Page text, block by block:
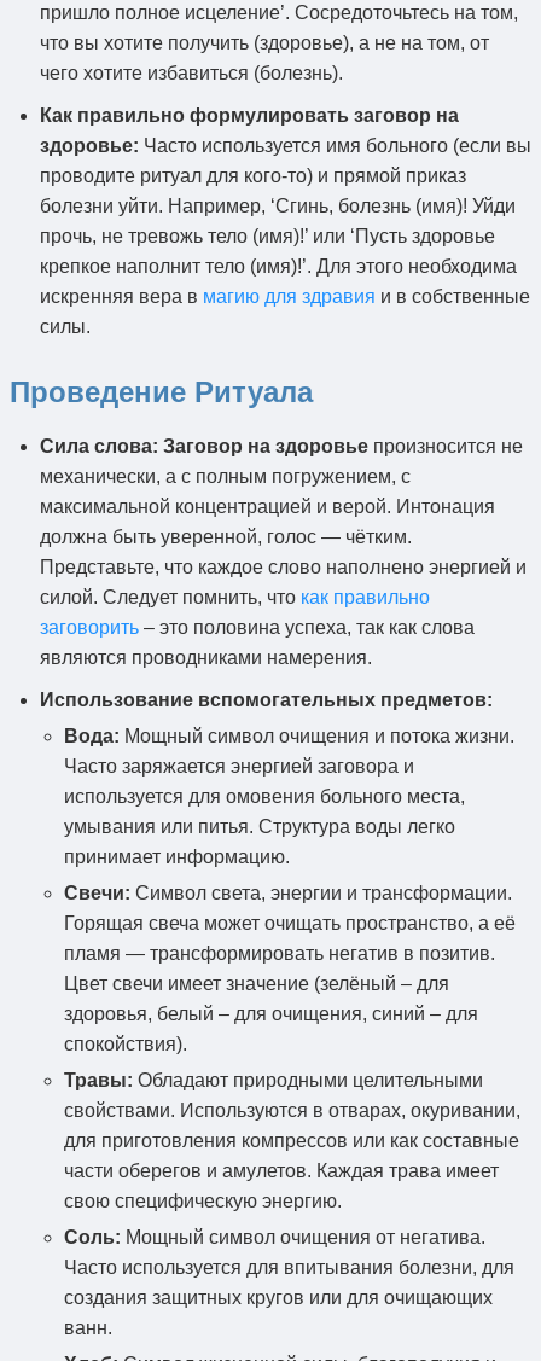
пришло полное исцеление’. Сосредоточьтесь на том,
что вы хотите получить (здоровье), а не на том, от
чего хотите избавиться (болезнь).
Как правильно формулировать заговор на
здоровье: Часто используется имя больного (если вы
проводите ритуал для кого-то) и прямой приказ
болезни уйти. Например, ‘Сгинь, болезнь (имя)! Уйди
прочь, не тревожь тело (имя)!’ или ‘Пусть здоровье
крепкое наполнит тело (имя)!’. Для этого необходима
искренняя вера в магию для здравия и в собственные
силы.
Проведение Ритуала
Сила слова: Заговор на здоровье произносится не
механически, а с полным погружением, с
максимальной концентрацией и верой. Интонация
должна быть уверенной, голос — чётким.
Представьте, что каждое слово наполнено энергией и
силой. Следует помнить, что как правильно
заговорить – это половина успеха, так как слова
являются проводниками намерения.
Использование вспомогательных предметов:
Вода: Мощный символ очищения и потока жизни.
Часто заряжается энергией заговора и
используется для омовения больного места,
умывания или питья. Структура воды легко
принимает информацию.
Свечи: Символ света, энергии и трансформации.
Горящая свеча может очищать пространство, а её
пламя — трансформировать негатив в позитив.
Цвет свечи имеет значение (зелёный – для
здоровья, белый – для очищения, синий – для
спокойствия).
Травы: Обладают природными целительными
свойствами. Используются в отварах, окуривании,
для приготовления компрессов или как составные
части оберегов и амулетов. Каждая трава имеет
свою специфическую энергию.
Соль: Мощный символ очищения от негатива.
Часто используется для впитывания болезни, для
создания защитных кругов или для очищающих
ванн.